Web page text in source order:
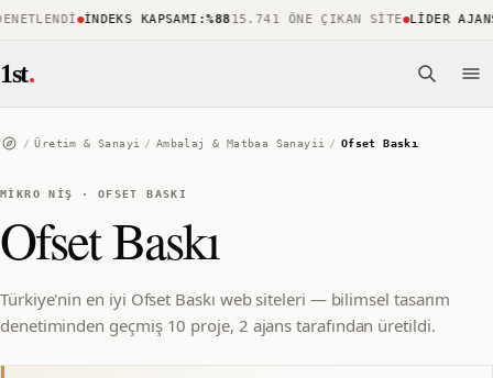
İNDEKS KAPSAMI:%8815.741 ÖNE ÇIKAN SITE LIDER AJANS:
1st.
/ Üretim & Sanayi / Ambalaj & Matbaa Sanayii / Ofset Baskı
MIKRO NIŞ · OFSET BASKI
Ofset Baskı
Türkiye'nin en iyi Ofset Baskı web siteleri — bilimsel tasarım
denetiminden geçmiş 10 proje, 2 ajans tarafından üretildi.